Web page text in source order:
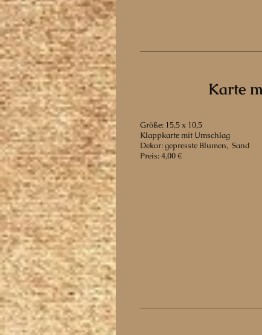
Karte
Größe: 15,5 x 10,5
Klappkarte mit Umschlag
Dekor: gepresste Blumen, Sand
Preis: 4,00 €